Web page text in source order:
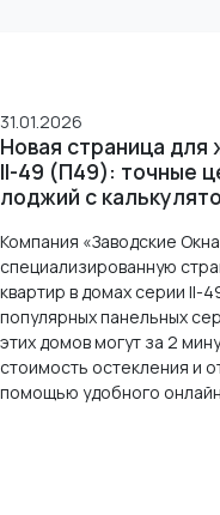
31.01.2026
Новая страница
II-49 (П49): точные
лоджий с
Компания «Заводские
специализированную
квартир в домах серии II-
популярных панельных
этих домов могут за 2
стоимость остекления и
помощью удобного